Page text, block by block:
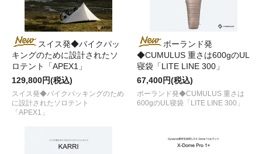
スイス発◆バイクパッ
キングのために設計されたソ
ロテント「APEX1」
129,800円(税込)
スイス発◆バイクパッキングのため
に設計されたソロテント
「APEX1」
ポーランド発
◆CUMULUS 重さは600gのUL
寝袋「LITE LINE 300」
67,400円(税込)
ポーランド発◆CUMULUS 重さは
600gのUL寝袋「LITE LINE 300」